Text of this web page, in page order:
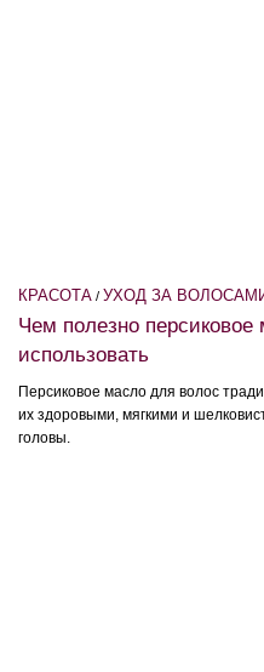
КРАСОТА / УХОД ЗА
Чем полезно персиковое
использовать
Персиковое масло для волос
их здоровыми, мягкими и
головы.